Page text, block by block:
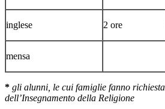
inglese 2 ore
mensa
* gli alunni, le cui famiglie fanno
dell’Insegnamento della Religione